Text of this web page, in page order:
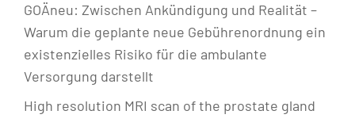
GOÄneu: Zwischen Ankündigung und Realität –
Warum die geplante neue Gebührenordnung ein
existenzielles Risiko für die ambulante
Versorgung darstellt
High resolution MRI scan of the prostate gland